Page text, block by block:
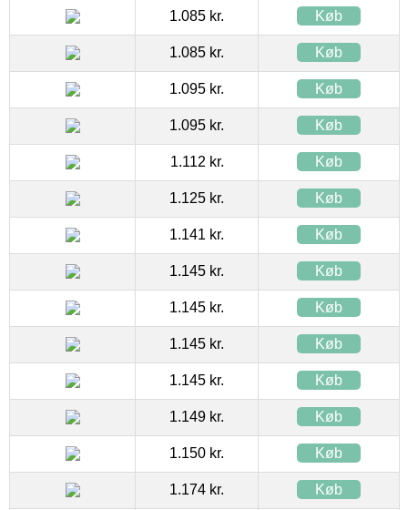
1.085 kr. Køb
1.085 kr. Køb
1.095 kr. Køb
1.095 kr. Køb
1.112 kr. Køb
1.125 kr. Køb
1.141 kr. Køb
1.145 kr. Køb
1.145 kr. Køb
1.145 kr. Køb
1.145 kr. Køb
1.149 kr. Køb
1.150 kr. Køb
1.174 kr. Køb